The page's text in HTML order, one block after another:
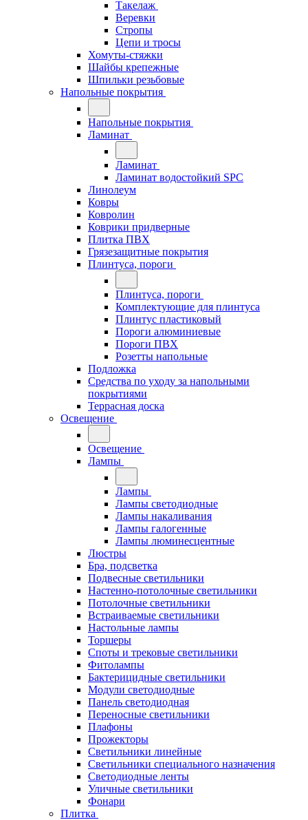
Такелаж
Веревки
Стропы
Цепи и тросы
Хомуты-стяжки
Шайбы крепежные
Шпильки резьбовые
Напольные покрытия
Напольные покрытия
Ламинат
Ламинат
Ламинат водостойкий SPC
Линолеум
Ковры
Ковролин
Коврики придверные
Плитка ПВХ
Грязезащитные покрытия
Плинтуса, пороги
Плинтуса, пороги
Комплектующие для плинтуса
Плинтус пластиковый
Пороги алюминиевые
Пороги ПВХ
Розетты напольные
Подложка
Средства по уходу за напольными
покрытиями
Террасная доска
Освещение
Освещение
Лампы
Лампы
Лампы светодиодные
Лампы накаливания
Лампы галогенные
Лампы люминесцентные
Люстры
Бра, подсветка
Подвесные светильники
Настенно-потолочные светильники
Потолочные светильники
Встраиваемые светильники
Настольные лампы
Торшеры
Споты и трековые светильники
Фитолампы
Бактерицидные светильники
Модули светодиодные
Панель светодиодная
Переносные светильники
Плафоны
Прожекторы
Светильники линейные
Светильники специального назначения
Светодиодные ленты
Уличные светильники
Фонари
Плитка